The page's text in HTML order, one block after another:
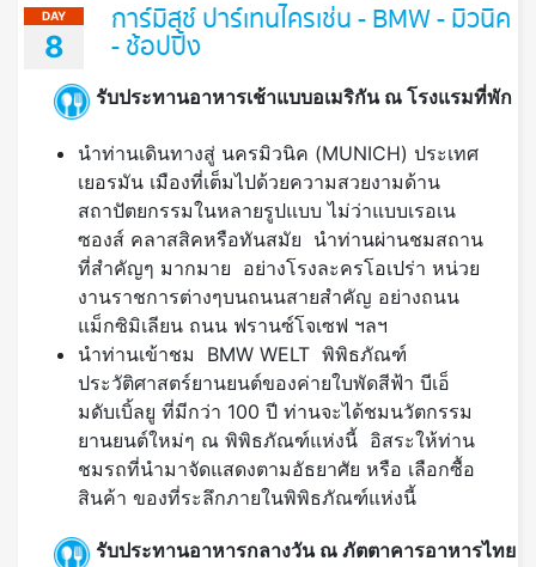
DAY
8
การ์มิสช์ ปาร์เทนไครเช่น - BMW - มิวนิค
- ช้อปปิ้ง
รับประทานอาหารเช้าแบบอเมริกัน ณ โรงแรมที่พัก
นำท่านเดินทางสู่ นครมิวนิค (MUNICH) ประเทศ
เยอรมัน เมืองที่เต็มไปด้วยความสวยงามด้าน
สถาปัตยกรรมในหลายรูปแบบ ไม่ว่าแบบเรอเน
ซองส์ คลาสสิคหรือทันสมัย นำท่านผ่านชมสถาน
ที่สำคัญๆ มากมาย อย่างโรงละครโอเปร่า หน่วย
งานราชการต่างๆบนถนนสายสำคัญ อย่างถนน
แม็กซิมิเลียน ถนน ฟรานซ์โจเซฟ ฯลฯ
นำท่านเข้าชม BMW WELT พิพิธภัณฑ์
ประวัติศาสตร์ยานยนต์ของค่ายใบพัดสีฟ้า บีเอ็
มดับเบิ้ลยู ที่มีกว่า 100 ปี ท่านจะได้ชมนวัตกรรม
ยานยนต์ใหม่ๆ ณ พิพิธภัณฑ์แห่งนี้ อิสระให้ท่าน
ชมรถที่นำมาจัดแสดงตามอัธยาศัย หรือ เลือกซื้อ
สินค้า ของที่ระลึกภายในพิพิธภัณฑ์แห่งนี้
รับประทานอาหารกลางวัน ณ ภัตตาคารอาหารไทย